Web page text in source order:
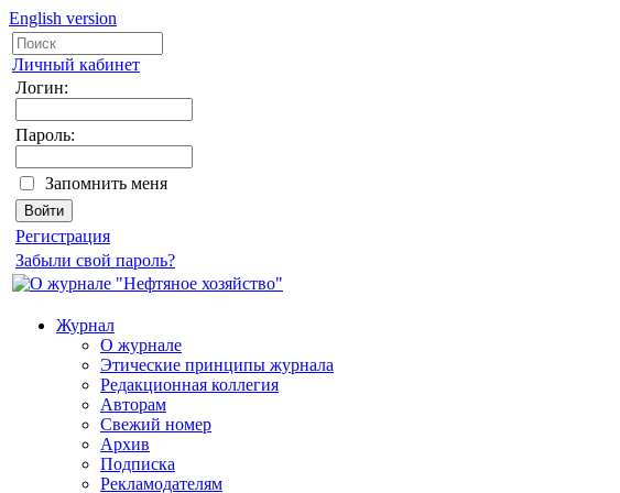
English version
Личный кабинет
Логин:
Пароль:
Запомнить меня
Регистрация
Забыли свой пароль?
Журнал
О журнале
Этические принципы журнала
Редакционная коллегия
Авторам
Свежий номер
Архив
Подписка
Рекламодателям